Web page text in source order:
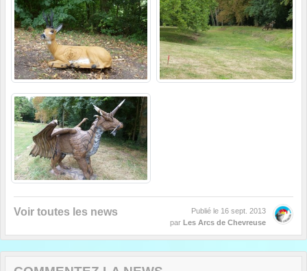
Voir toutes les news Publié le 16 sept. 2013
par Les Arcs de Chevreuse